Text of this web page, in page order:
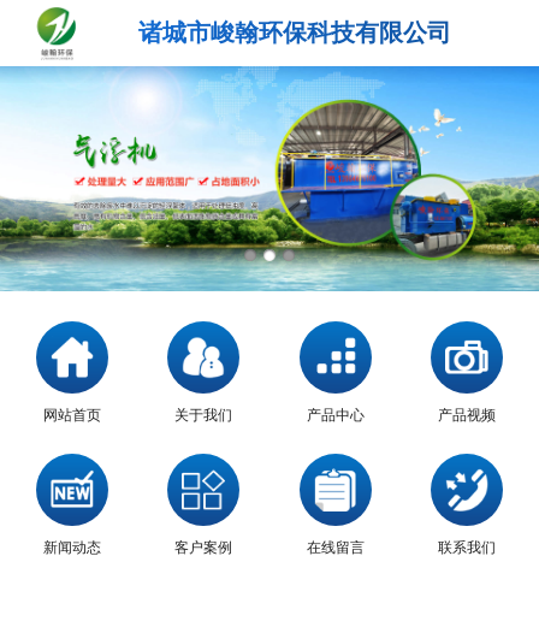
诸城市峻翰环保科技有限公司
网站首页 关于我们 产品中心 产品视频
新闻动态 客户案例 在线留言 联系我们